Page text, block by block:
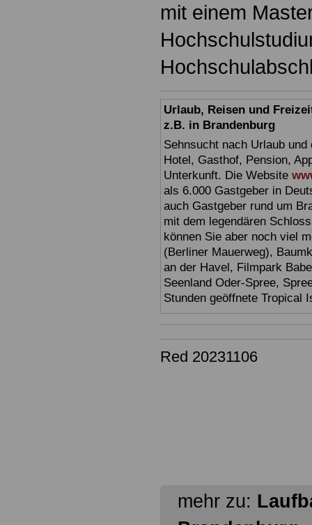
mit einem
Urlaub, Reisen und
z.B. in Brandenburg
Sehnsucht nach Urlaub
Hotel, Gasthof, Pension,
Unterkunft. Die Website
als 6.000 Gastgeber in
auch Gastgeber rund um
mit dem legendären
können Sie aber noch viel
(Berliner Mauerweg),
an der Havel, Filmpark
Seenland Oder-Spree,
Stunden geöffnete Tropical
Red 20231106
mehr zu: